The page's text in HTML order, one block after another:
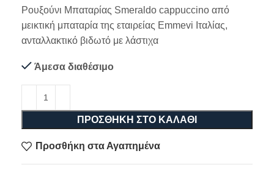
Ρουξούνι Μπαταρίας Smeraldo cappuccino από
μεικτική μπαταρία της εταιρείας Emmevi Ιταλίας,
ανταλλακτικό βιδωτό με λάστιχα
Άμεσα διαθέσιμο
ΠΡΟΣΘΉΚΗ ΣΤΟ ΚΑΛΆΘΙ
Προσθήκη στα Αγαπημένα